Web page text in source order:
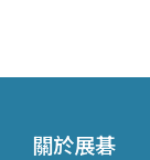
關於展碁